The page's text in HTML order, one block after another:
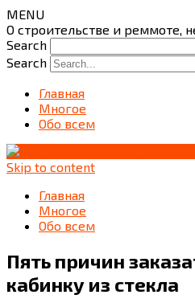
MENU
О строительстве и реммоте,
Search
Search
Главная
Многое
Обо всем
Skip to content
Главная
Многое
Обо всем
Пять причин
кабинку из стекла